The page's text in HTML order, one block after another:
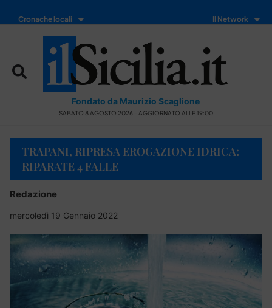
Cronache locali Il Network
Fondato da Maurizio Scaglione
SABATO 8 AGOSTO 2026 - AGGIORNATO ALLE 19:00
TRAPANI, RIPRESA EROGAZIONE IDRICA:
RIPARATE 4 FALLE
Redazione
mercoledì 19 Gennaio 2022